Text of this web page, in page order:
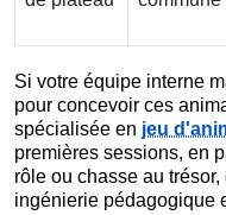
Si votre équipe interne
pour concevoir ces
spécialisée en jeu
premières sessions, en
rôle ou chasse au
ingénierie pédagogique